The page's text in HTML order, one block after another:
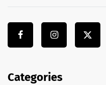
Categories